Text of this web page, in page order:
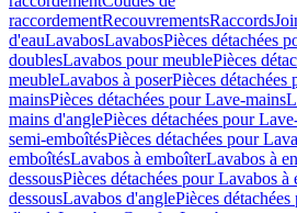
raccordementRecouvrementsRaccords
d'eauLavabosLavabosPièces détachées
doublesLavabos pour meublePièces
meubleLavabos à poserPièces détachées
mainsPièces détachées pour Lave-mains
mains d'anglePièces détachées pour
semi-emboîtésPièces détachées pour
emboîtésLavabos à emboîterLavabos à
dessousPièces détachées pour Lavabos à
dessousLavabos d'anglePièces